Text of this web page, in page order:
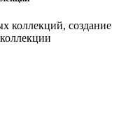
коллекций, создание